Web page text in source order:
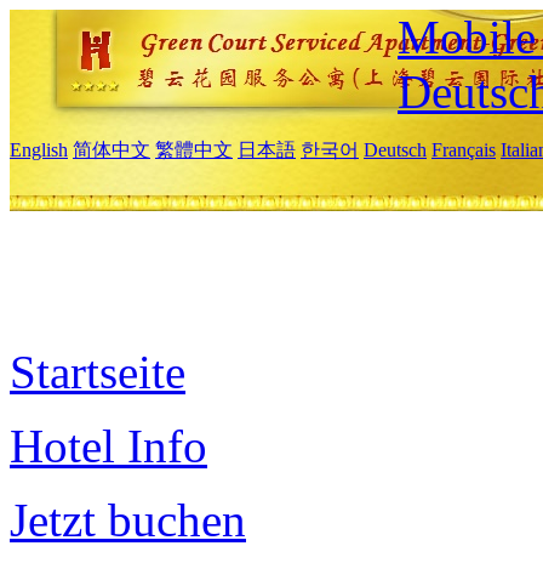
Mobile
English 简体中文 繁體中文 日本語 한국어 Deutsch Français
Startseite
Hotel Info
Jetzt buchen